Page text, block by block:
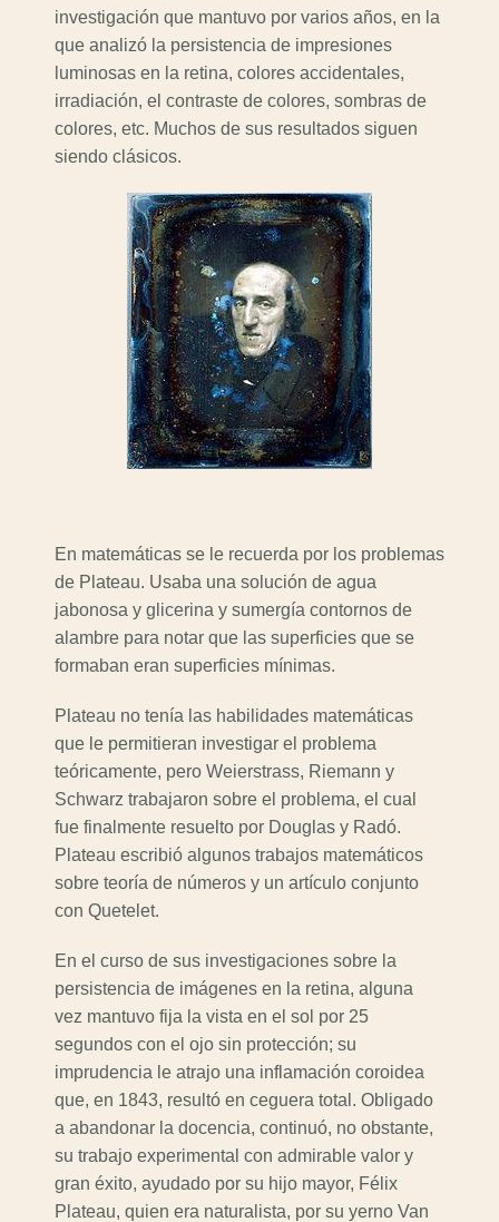
investigación que mantuvo por varios años, en la
que analizó la persistencia de impresiones
luminosas en la retina, colores accidentales,
irradiación, el contraste de colores, sombras de
colores, etc. Muchos de sus resultados siguen
siendo clásicos.
En matemáticas se le recuerda por los problemas
de Plateau. Usaba una solución de agua
jabonosa y glicerina y sumergía contornos de
alambre para notar que las superficies que se
formaban eran superficies mínimas.
Plateau no tenía las habilidades matemáticas
que le permitieran investigar el problema
teóricamente, pero Weierstrass, Riemann y
Schwarz trabajaron sobre el problema, el cual
fue finalmente resuelto por Douglas y Radó.
Plateau escribió algunos trabajos matemáticos
sobre teoría de números y un artículo conjunto
con Quetelet.
En el curso de sus investigaciones sobre la
persistencia de imágenes en la retina, alguna
vez mantuvo fija la vista en el sol por 25
segundos con el ojo sin protección; su
imprudencia le atrajo una inflamación coroidea
que, en 1843, resultó en ceguera total. Obligado
a abandonar la docencia, continuó, no obstante,
su trabajo experimental con admirable valor y
gran éxito, ayudado por su hijo mayor, Félix
Plateau, quien era naturalista, por su yerno Van